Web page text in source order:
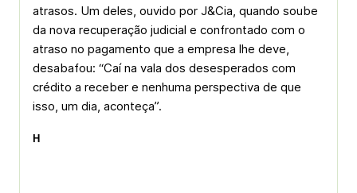
atrasos. Um deles, ouvido por J&Cia, quando soube
da nova recuperação judicial e confrontado com o
atraso no pagamento que a empresa lhe deve,
desabafou: “Caí na vala dos desesperados com
crédito a receber e nenhuma perspectiva de que
isso, um dia, aconteça”.
H